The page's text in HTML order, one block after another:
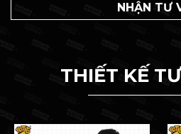
NHẬN TƯ
THIẾT KẾ